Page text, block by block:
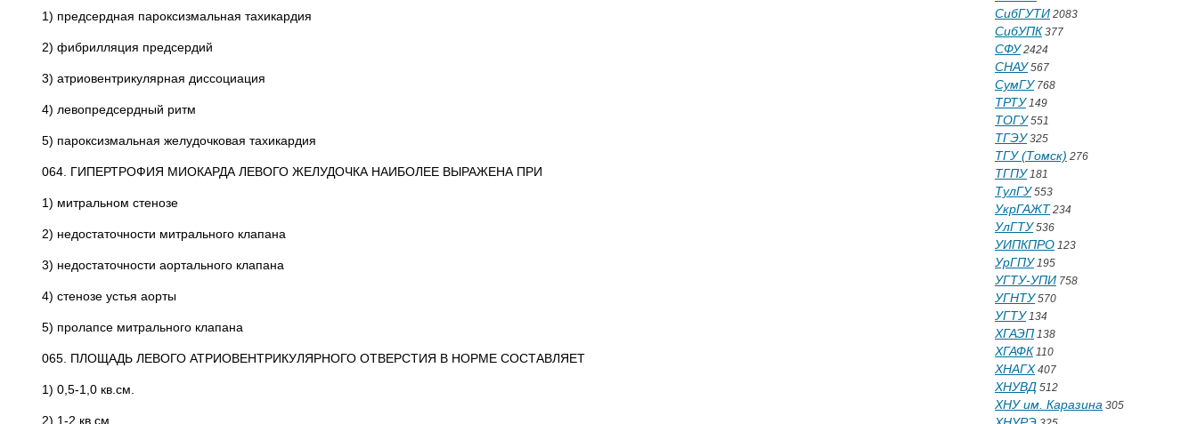
1) предсердная пароксизмальная тахикардия
2) фибрилляция предсердий
3) атриовентрикулярная диссоциация
4) левопредсердный ритм
5) пароксизмальная желудочковая тахикардия
064. ГИПЕРТРОФИЯ МИОКАРДА ЛЕВОГО ЖЕЛУДОЧКА НАИБОЛЕЕ ВЫРАЖЕНА ПРИ
1) митральном стенозе
2) недостаточности митрального клапана
3) недостаточности аортального клапана
4) стенозе устья аорты
5) пролапсе митрального клапана
065. ПЛОЩАДЬ ЛЕВОГО АТРИОВЕНТРИКУЛЯРНОГО ОТВЕРСТИЯ В НОРМЕ СОСТАВЛЯЕТ
1) 0,5-1,0 кв.см.
2) 1-2 кв.см.
СибГУТИ 2083
СибУПК 377
СФУ2424
СНАУ567
СумГУ768
ТРТУ149
ТОГУ551
ТГЭУ325
ТГУ (Томск) 276
ТГПУ181
ТулГУ553
УкрГАЖТ 234
УлГТУ536
УИПКПРО 123
УрГПУ195
УГТУ-УПИ 758
УГНТУ570
УГТУ134
ХГАЭП 138
ХГАФК 110
ХНАГХ 407
ХНУВД 512
ХНУ им. Каразина 305